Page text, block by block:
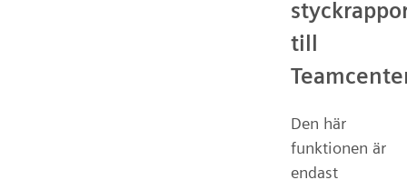
till
Den här
funktionen är
endast